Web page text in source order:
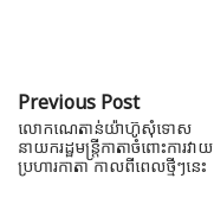
Previous Post
លោកណេតាន់យ៉ាហ៊ូសុំទោស
នាយករដ្ឋមន្រ្តីកាតាចំពោះការវាយ
ប្រហារកាតា កាលពីពេលថ្មីៗនេះ